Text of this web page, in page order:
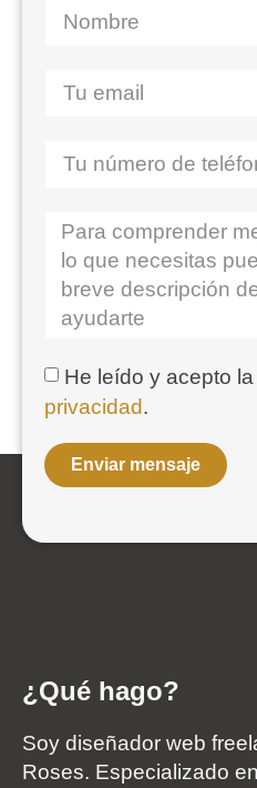
He leído y acepto la
privacidad.
Enviar mensaje
¿Qué hago?
Soy diseñador web
Roses. Especializado